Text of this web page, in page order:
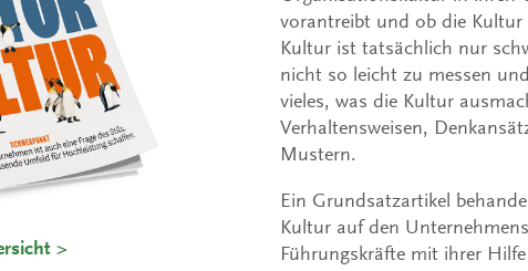
>
vorantreibt und ob die
Kultur ist tatsächlich nur
nicht so leicht zu messen
vieles, was die Kultur
Verhaltensweisen,
Mustern.
Ein Grundsatzartikel
Kultur auf den
Führungskräfte mit ihrer